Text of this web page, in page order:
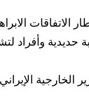
حديدية وأفراد
الخارجية